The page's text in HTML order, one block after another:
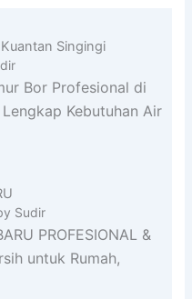
Singingi
Bor Profesional di
Kebutuhan Air
Sudir
PROFESIONAL &
untuk Rumah,